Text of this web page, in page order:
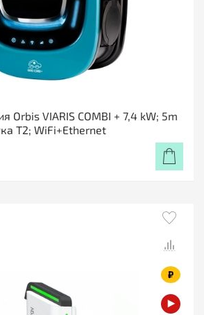
Orbis VIARIS COMBI + 7,4 kW; 5m
T2; WiFi+Ethernet
₽